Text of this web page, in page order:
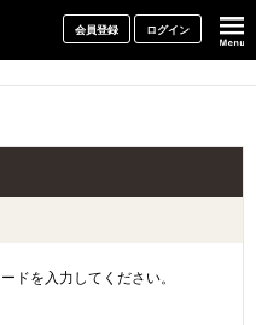
会員登録 ログイン
ドを入力してください。